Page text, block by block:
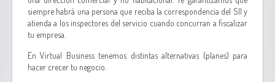
siempre habrá una persona que reciba la correspondencia del SII y
atienda a los inspectores del servicio cuando concurran a fiscalizar
tu empresa.
En Virtual Business tenemos distintas alternativas (planes) para
hacer crecer tu negocio.